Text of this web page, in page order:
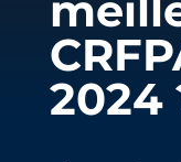
2024